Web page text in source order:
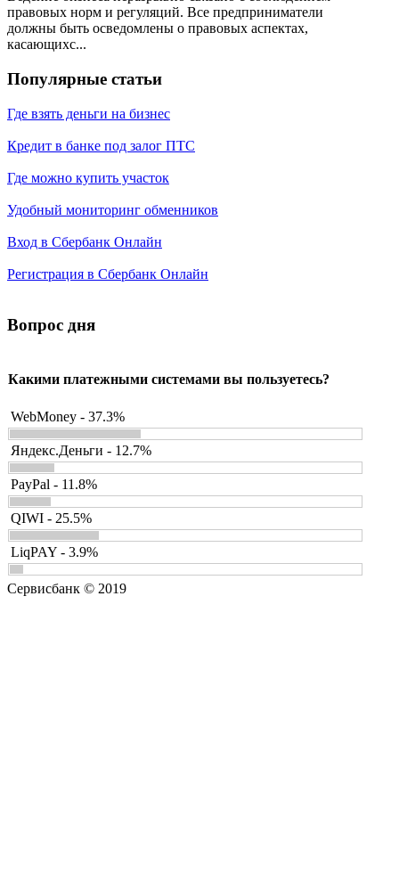
правовых норм и регуляций. Все предприниматели
должны быть осведомлены о правовых аспектах,
касающихс...
Популярные статьи
Где взять деньги на бизнес
Кредит в банке под залог ПТС
Где можно купить участок
Удобный мониторинг обменников
Вход в Сбербанк Онлайн
Регистрация в Сбербанк Онлайн
Вопрос дня
Какими платежными системами вы пользуетесь?
WebMoney - 37.3%
Яндекс.Деньги - 12.7%
PayPal - 11.8%
QIWI - 25.5%
LiqPAY - 3.9%
Сервисбанк © 2019